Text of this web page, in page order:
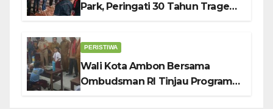
Park, Peringati 30 Tahun Tragedi
PERISTIWA
Wali Kota Ambon Bersama
Ombudsman RI Tinjau Program